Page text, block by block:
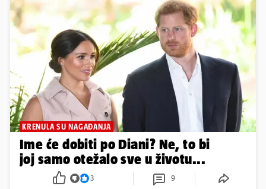
KRENULA SU NAGAĐANJA
Ime će dobiti po Diani? Ne, to bi
joj samo otežalo sve u životu...
3 9